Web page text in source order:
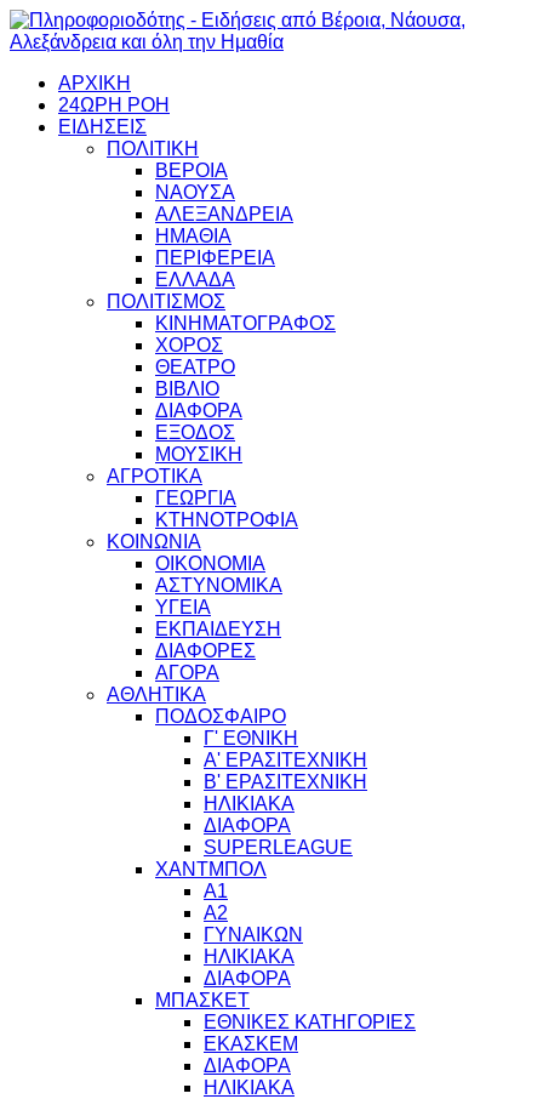
ΑΡΧΙΚΗ
24ΩΡΗ ΡΟΗ
ΕΙΔΗΣΕΙΣ
ΠΟΛΙΤΙΚΗ
ΒΕΡΟΙΑ
ΝΑΟΥΣΑ
ΑΛΕΞΑΝΔΡΕΙΑ
ΗΜΑΘΙΑ
ΠΕΡΙΦΕΡΕΙΑ
ΕΛΛΑΔΑ
ΠΟΛΙΤΙΣΜΟΣ
ΚΙΝΗΜΑΤΟΓΡΑΦΟΣ
ΧΟΡΟΣ
ΘΕΑΤΡΟ
ΒΙΒΛΙΟ
ΔΙΑΦΟΡΑ
ΕΞΟΔΟΣ
ΜΟΥΣΙΚΗ
ΑΓΡΟΤΙΚΑ
ΓΕΩΡΓΙΑ
ΚΤΗΝΟΤΡΟΦΙΑ
ΚΟΙΝΩΝΙΑ
ΟΙΚΟΝΟΜΙΑ
ΑΣΤΥΝΟΜΙΚΑ
ΥΓΕΙΑ
ΕΚΠΑΙΔΕΥΣΗ
ΔΙΑΦΟΡΕΣ
ΑΓΟΡΑ
ΑΘΛΗΤΙΚΑ
ΠΟΔΟΣΦΑΙΡΟ
Γ' ΕΘΝΙΚΗ
Α' ΕΡΑΣΙΤΕΧΝΙΚΗ
Β' ΕΡΑΣΙΤΕΧΝΙΚΗ
ΗΛΙΚΙΑΚΑ
ΔΙΑΦΟΡΑ
SUPERLEAGUE
ΧΑΝΤΜΠΟΛ
Α1
Α2
ΓΥΝΑΙΚΩΝ
ΗΛΙΚΙΑΚΑ
ΔΙΑΦΟΡΑ
ΜΠΑΣΚΕΤ
ΕΘΝΙΚΕΣ ΚΑΤΗΓΟΡΙΕΣ
ΕΚΑΣΚΕΜ
ΔΙΑΦΟΡΑ
ΗΛΙΚΙΑΚΑ